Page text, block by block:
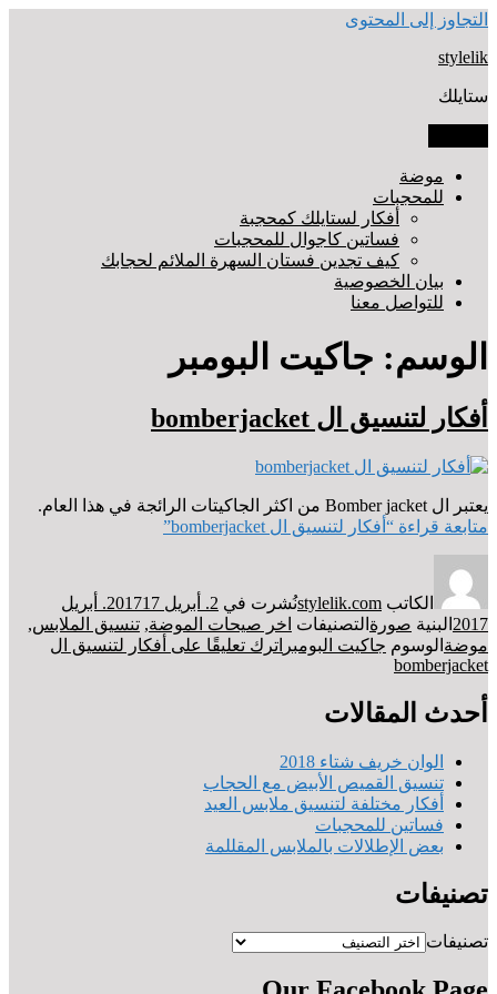
التجاوز إلى المحتوى
stylelik
ستايلك
موضة
للمحجبات
أفكار لستايلك كمحجبة
فساتين كاجوال للمحجبات
كيف تجدين فستان السهرة الملائم لحجابك
بيان الخصوصية
للتواصل معنا
الوسم: جاكيت البومبر
أفكار لتنسيق ال bomberjacket
يعتبر ال Bomber jacket من اكثر الجاكيتات الرائجة في هذا العام.
متابعة قراءة “أفكار لتنسيق ال bomberjacket”
الكاتب stylelik.comنُشرت في 2. أبريل 2017
17. أبريل
2017 البنية صورة التصنيفات اخر صيحات الموضة, تنسيق الملابس,
موضة الوسوم جاكيت البومبر اترك تعليقًا على أفكار لتنسيق ال
bomberjacket
أحدث المقالات
الوان خريف شتاء 2018
تنسيق القميص الأبيض مع الحجاب
أفكار مختلفة لتنسيق ملابس العيد
فساتين للمحجبات
بعض الإطلالات بالملابس المقللمة
تصنيفات
تصنيفات